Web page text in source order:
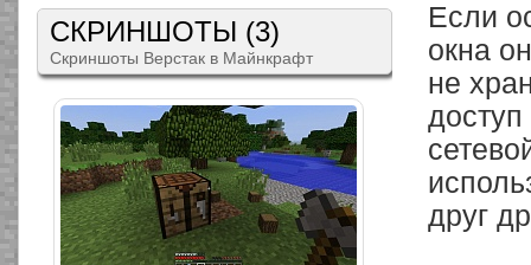
СКРИНШОТЫ (3)
Скриншоты Верстак в Майнкрафт
Если
окна
не
друг